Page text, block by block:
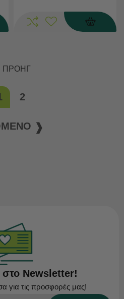
ΠΡΟΗΓ
2
στο Newsletter!
για τις προσφορές μας!